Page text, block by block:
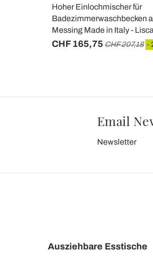
Hoher Einlochmischer für
Badezimmerwaschbecken
Messing Made in Italy - Lisca
CHF 165,75 CHF 207,18 -
Email
Newsletter
Ausziehbare Esstische